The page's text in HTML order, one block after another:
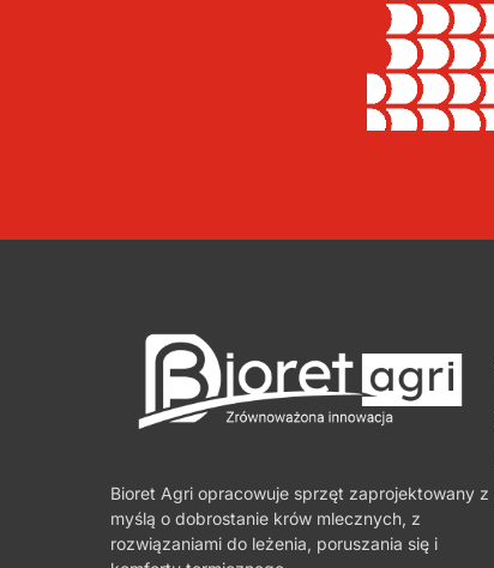
Bioret Agri opracowuje sprzęt zaprojektowany z
myślą o dobrostanie krów mlecznych, z
rozwiązaniami do leżenia, poruszania się i